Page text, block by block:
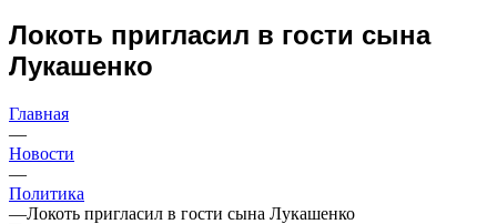
Локоть пригласил в гости сына
Лукашенко
Главная
—
Новости
—
Политика
—Локоть пригласил в гости сына Лукашенко